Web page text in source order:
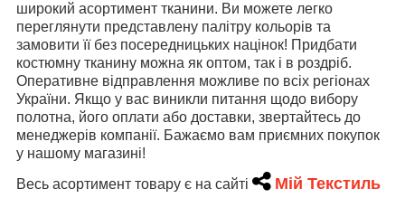
широкий асортимент тканини. Ви можете легко
переглянути представлену палітру кольорів та
замовити її без посередницьких націнок! Придбати
костюмну тканину можна як оптом, так і в роздріб.
Оперативне відправлення можливе по всіх регіонах
України. Якщо у вас виникли питання щодо вибору
полотна, його оплати або доставки, звертайтесь до
менеджерів компанії. Бажаємо вам приємних покупок
у нашому магазині!
Весь асортимент товару є на сайті
Мій Текстиль